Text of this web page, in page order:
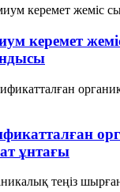
керемет
ұнтағы